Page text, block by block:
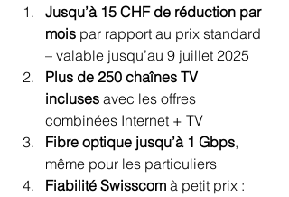
Jusqu’à 15 CHF de réduction par
mois par rapport au prix standard
– valable jusqu’au 9 juillet 2025
Plus de 250 chaînes TV
incluses avec les offres
combinées Internet + TV
Fibre optique jusqu’à 1 Gbps,
même pour les particuliers
Fiabilité Swisscom à petit prix :